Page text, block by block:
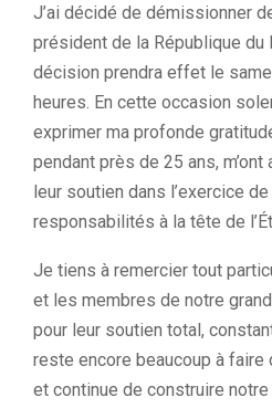
J’ai décidé de démissionner
président de la République du
décision prendra effet le
heures. En cette occasion
exprimer ma profonde
pendant près de 25 ans,
leur soutien dans l’exercice
responsabilités à la tête de
Je tiens à remercier tout
et les membres de notre grand
pour leur soutien total,
reste encore beaucoup à faire
et continue de construire